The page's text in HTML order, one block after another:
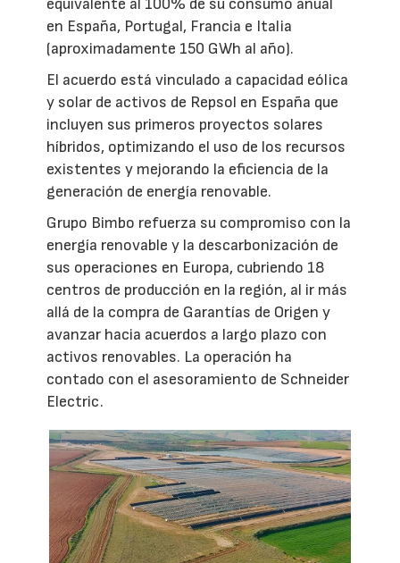
en España, Portugal, Francia e Italia
(aproximadamente 150 GWh al año).
El acuerdo está vinculado a capacidad eólica
y solar de activos de Repsol en España que
incluyen sus primeros proyectos solares
híbridos, optimizando el uso de los recursos
existentes y mejorando la eficiencia de la
generación de energía renovable.
Grupo Bimbo refuerza su compromiso con la
energía renovable y la descarbonización de
sus operaciones en Europa, cubriendo 18
centros de producción en la región, al ir más
allá de la compra de Garantías de Origen y
avanzar hacia acuerdos a largo plazo con
activos renovables. La operación ha
contado con el asesoramiento de Schneider
Electric.